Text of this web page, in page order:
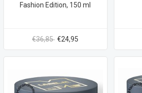
Fashion Edition, 150 ml
€36,85 €24,95